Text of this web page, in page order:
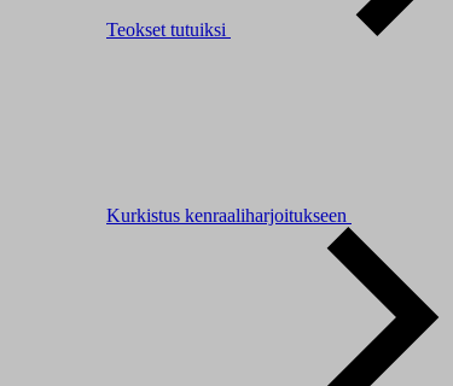
Teokset tutuiksi
Kurkistus kenraaliharjoitukseen